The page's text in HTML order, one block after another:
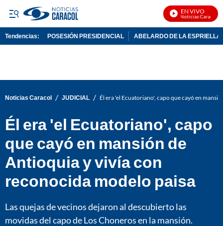
EN VIVO
Noticias Caracol En
Tendencias: POSESIÓN PRESIDENCIAL ABELARDO DE LA ESPRIELLA
Noticias Caracol / JUDICIAL / Él era 'el Ecuatoriano', capo que cayó en
Él era 'el Ecuatoriano', capo
que cayó en mansión de
Antioquia y vivía con
reconocida modelo paisa
Las quejas de vecinos dejaron al descubierto las
movidas del capo de Los Choneros en la mansión.